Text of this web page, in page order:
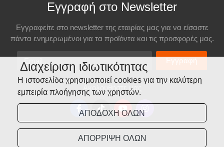
Εγγραφή στο Newsletter
Εγγραφείτε στο newsletter της εταιρίας μας για να είσαστε
πάντα ενημερωμένοι για τα προϊόντα και τις προσφορές μας.
Email
Εγγραφή
Ακολουθήστε μας
Διαχείριση ιδιωτικότητας
Η ιστοσελίδα χρησιμοποιεί cookies για την καλύτερη
εμπειρία πλοήγησης των χρηστών.
ΑΠΟΔΟΧΗ ΟΛΩΝ
ΑΠΟΡΡΙΨΗ ΟΛΩΝ